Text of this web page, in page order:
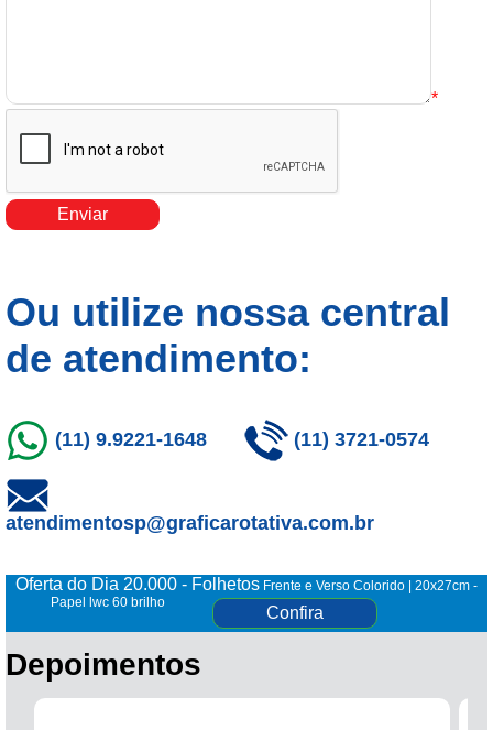
*
Enviar
Ou utilize nossa central
de atendimento:
(11) 9.9221-1648 (11) 3721-0574
atendimentosp@graficarotativa.com.br
Oferta do Dia 20.000 - Folhetos Frente e Verso Colorido | 20x27cm -
Papel lwc 60 brilho
Confira
Depoimentos